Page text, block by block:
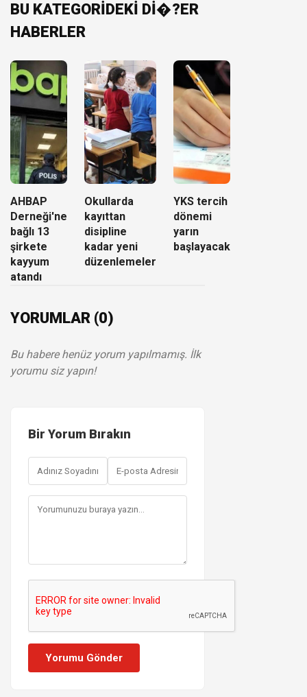
BU KATEGORİDEKİ Dİ�?ER
HABERLER
AHBAP
Derneği'ne
bağlı 13
şirkete
kayyum
atandı
Okullarda
kayıttan
disipline
kadar yeni
düzenlemeler
YKS tercih
dönemi
yarın
başlayacak
YORUMLAR (0)
Bu habere henüz yorum yapılmamış. İlk
yorumu siz yapın!
Bir Yorum Bırakın
Yorumu Gönder